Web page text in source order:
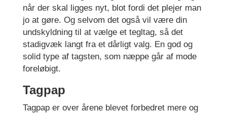
når der skal ligges nyt, blot fordi det plejer man
jo at gøre. Og selvom det også vil være din
undskyldning til at vælge et tegltag, så det
stadigvæk langt fra et dårligt valg. En god og
solid type af tagsten, som næppe går af mode
foreløbigt.
Tagpap
Tagpap er over årene blevet forbedret mere og